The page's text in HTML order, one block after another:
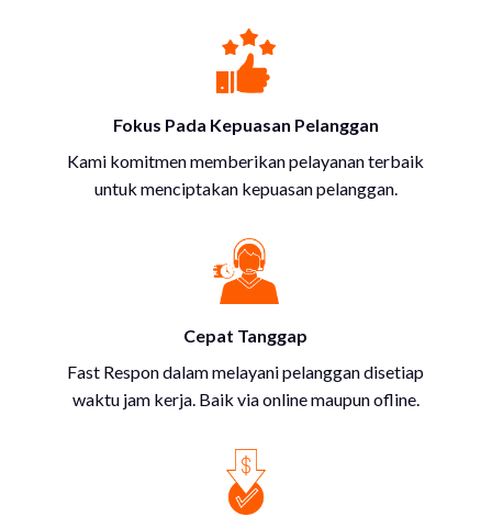
Fokus Pada Kepuasan Pelanggan
Kami komitmen memberikan pelayanan terbaik
untuk menciptakan kepuasan pelanggan.
Cepat Tanggap
Fast Respon dalam melayani pelanggan disetiap
waktu jam kerja. Baik via online maupun ofline.